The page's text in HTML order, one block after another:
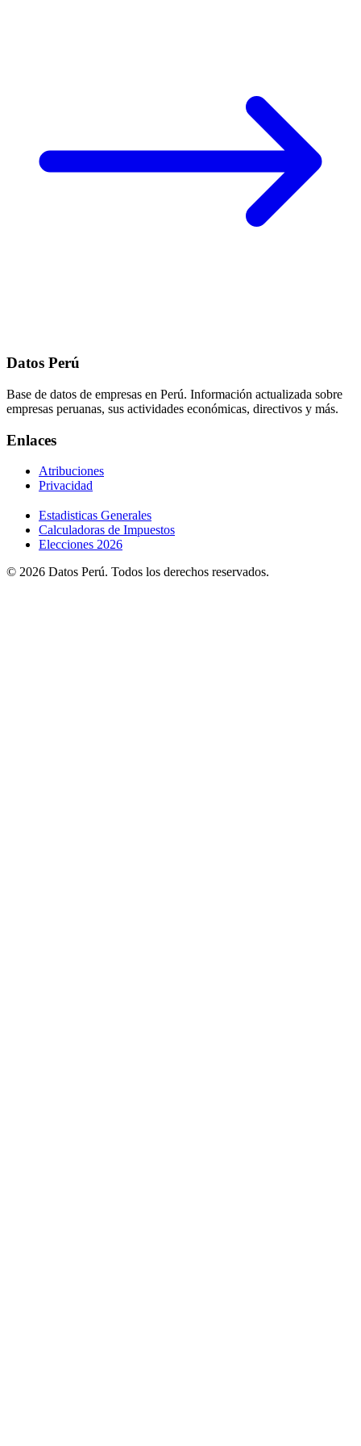
Datos Perú
Base de datos de empresas en Perú. Información actualizada sobre
empresas peruanas, sus actividades económicas, directivos y más.
Enlaces
Atribuciones
Privacidad
Estadisticas Generales
Calculadoras de Impuestos
Elecciones 2026
© 2026 Datos Perú. Todos los derechos reservados.